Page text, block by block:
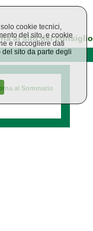
al sito del consiglio
al Sommario
cookie tecnici,
del sito, e cookie
e raccogliere dati
sito da parte degli